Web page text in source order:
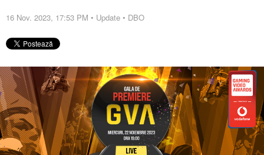
16 Nov. 2023, 17:53 PM • Update • DBO